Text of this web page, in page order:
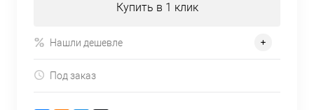
Купить в 1 клик
Нашли дешевле
Под заказ